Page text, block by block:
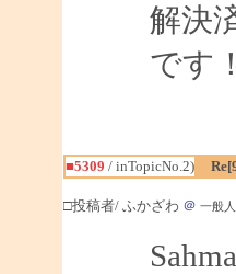
解決
です
■5309 / inTopicNo.2)
□投稿者/ ふかざわ ＠ 一般